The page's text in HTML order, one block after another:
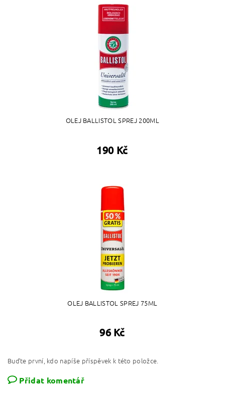
OLEJ BALLISTOL SPREJ 200ML
190 Kč
OLEJ BALLISTOL SPREJ 75ML
96 Kč
Buďte první, kdo napíše příspěvek k této položce.
Přidat komentář